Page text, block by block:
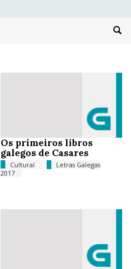
Os primeiros libros
galegos de Casares
Cultural
Letras Galegas
2017